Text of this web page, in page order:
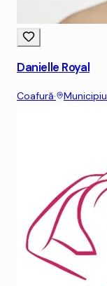
Danielle Royal
Coafură·